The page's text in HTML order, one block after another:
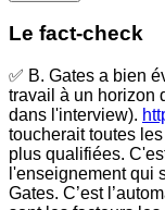
Le fact-check
✅ B. Gates a bien
travail à un horizon
dans l'interview).
toucherait toutes
plus qualifiées.
l'enseignement qui
Gates. C’est